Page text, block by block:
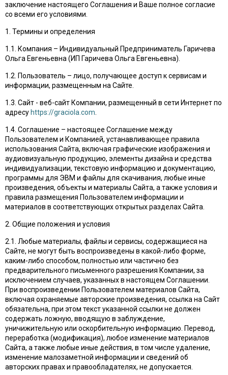
заключение настоящего Соглашения и Ваше полное согласие
со всеми его условиями.
1. Термины и определения
1.1. Компания – Индивидуальный Предприниматель Гаричева
Ольга Евгеньевна (ИП Гаричева Ольга Евгеньевна).
1.2. Пользователь – лицо, получающее доступ к сервисам и
информации, размещенным на Сайте.
1.3. Сайт - веб-сайт Компании, размещенный в сети Интернет по
адресу https://graciola.com
1.4. Соглашение – настоящее Соглашение между
Пользователем и Компанией, устанавливающее правила
использования Сайта, включая графические изображения и
аудиовизуальную продукцию, элементы дизайна и средства
индивидуализации, текстовую информацию и документацию,
программы для ЭВМ и файлы для скачивания, любые иные
произведения, объекты и материалы Сайта, а также условия и
правила размещения Пользователем информации и
материалов в соответствующих открытых разделах Сайта.
2. Общие положения и условия
2.1. Любые материалы, файлы и сервисы, содержащиеся на
Сайте, не могут быть воспроизведены в какой-либо форме,
каким-либо способом, полностью или частично без
предварительного письменного разрешения Компании, за
исключением случаев, указанных в настоящем Соглашении.
При воспроизведении Пользователем материалов Сайта,
включая охраняемые авторские произведения, ссылка на Сайт
обязательна, при этом текст указанной ссылки не должен
содержать ложную, вводящую в заблуждение,
уничижительную или оскорбительную информацию. Перевод,
переработка (модификация), любое изменение материалов
Сайта, а также любые иные действия, в том числе удаление,
изменение малозаметной информации и сведений об
авторских правах и правообладателях, не допускается.